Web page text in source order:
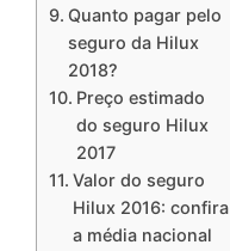
Quanto pagar pelo
seguro da Hilux
2018?
Preço estimado
do seguro Hilux
2017
Valor do seguro
Hilux 2016: confira
a média nacional